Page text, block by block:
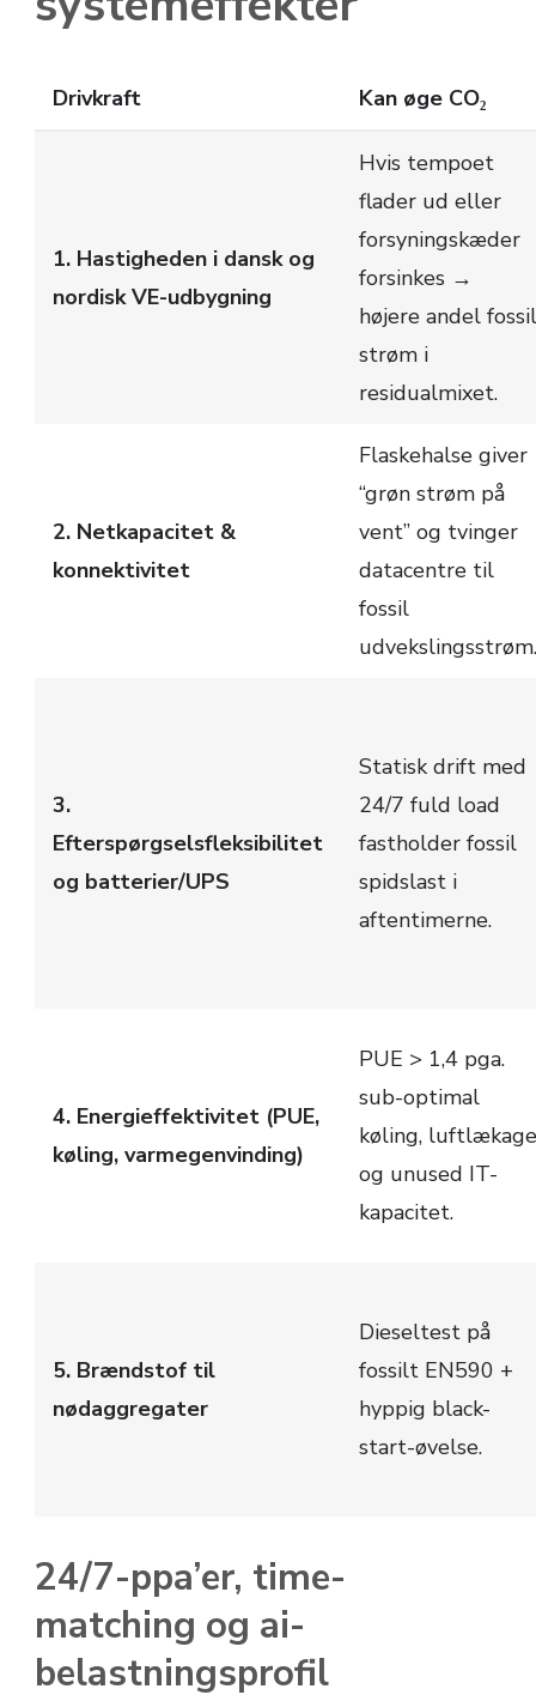
Drivkraft Kan øge CO₂
1. Hastigheden i dansk og
nordisk VE-udbygning
Hvis tempoet
flader ud eller
forsyningskæder
forsinkes →
højere andel fossil
strøm i
residualmixet.
2. Netkapacitet &
konnektivitet
Flaskehalse giver
“grøn strøm på
vent” og tvinger
datacentre til
fossil
udvekslingsstrøm.
3.
Efterspørgselsfleksibilitet
og batterier/UPS
Statisk drift med
24/7 fuld load
fastholder fossil
spidslast i
aftentimerne.
4. Energieffektivitet (PUE,
køling, varmegenvinding)
PUE > 1,4 pga.
sub-optimal
køling, luftlækage
og unused IT-
kapacitet.
5. Brændstof til
nødaggregater
Dieseltest på
fossilt EN590 +
hyppig black-
start-øvelse.
24/7-ppa’er, time-
matching og ai-
belastningsprofil